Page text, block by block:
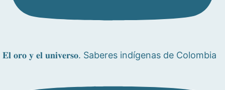
𝐄𝐥 𝐨𝐫𝐨 𝐲 𝐞𝐥 𝐮𝐧𝐢𝐯𝐞𝐫𝐬𝐨. Saberes indígenas de Colombia